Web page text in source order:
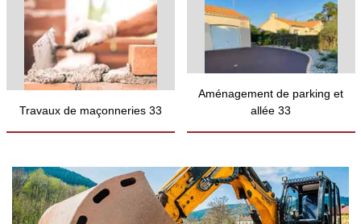
Travaux de maçonneries 33
Aménagement de parking et
allée 33